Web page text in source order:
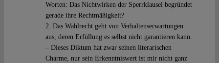
Worten: Das Nichtwirken der Sperrklausel begründet
gerade ihre Rechtmäßigkeit?
2. Das Wahlrecht geht von Verhaltenserwartungen
aus, deren Erfüllung es selbst nicht garantieren kann.
– Dieses Diktum hat zwar seinen literarischen
Charme, nur sein Erkenntniswert ist mir nicht ganz